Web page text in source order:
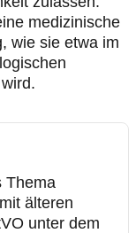
medizinische
wie sie etwa im
Thema
älteren
unter dem